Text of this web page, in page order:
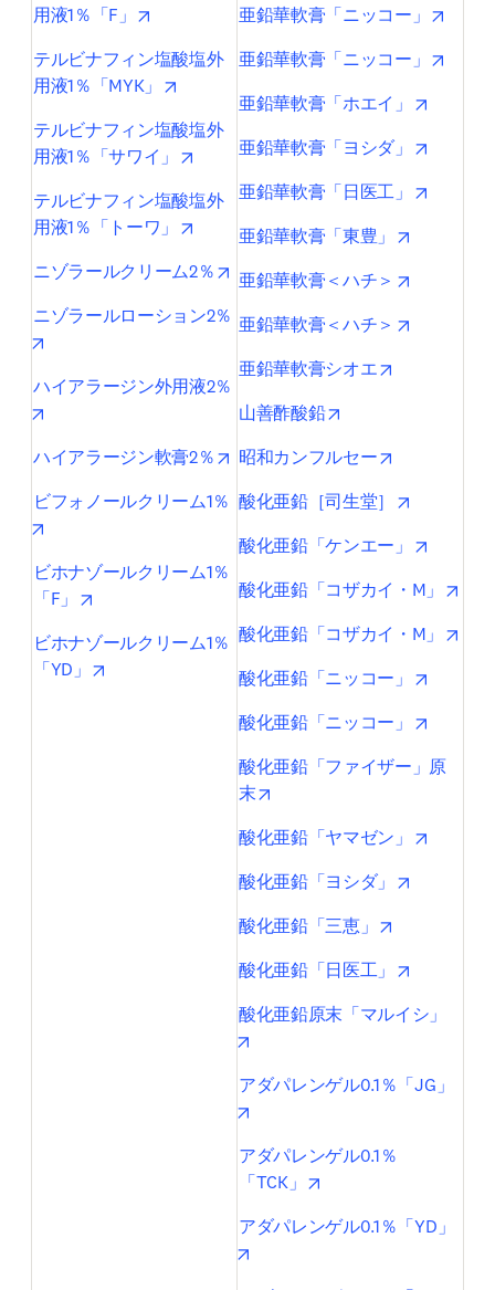
用液1％「F」
opens in new tab/window
テルビナフィン塩酸塩外
用液1％「MYK」
テルビナフィン塩酸塩外
用液1％「サワイ」
opens in new tab/window
テルビナフィン塩酸塩外
用液1％「トーワ」
opens in new tab/window
ニゾラールクリーム2％ opens in new tab/window
ニゾラールローション2％
ハイアラージン外用液2％
ハイアラージン軟膏2％ opens in new tab/window
ビフォノールクリーム1％
ビホナゾールクリーム1％
「F」
opens in new tab/window
ビホナゾールクリーム1％
「YD」
opens in new tab/window
亜鉛華軟膏「ニッコー」
亜鉛華軟膏「ニッコー」
亜鉛華軟膏「ホエイ」
亜鉛華軟膏「ヨシダ」
亜鉛華軟膏「日医工」
亜鉛華軟膏「東豊」
亜鉛華軟膏＜ハチ＞
亜鉛華軟膏＜ハチ＞
亜鉛華軟膏シオエ
山善酢酸鉛
昭和カンフルセー
酸化亜鉛［司生堂］
酸化亜鉛「ケンエー」
酸化亜鉛「コザカイ・M」
酸化亜鉛「コザカイ・M」
酸化亜鉛「ニッコー」
酸化亜鉛「ニッコー」
酸化亜鉛「ファイザー」原
末
酸化亜鉛「ヤマゼン」
酸化亜鉛「ヨシダ」
酸化亜鉛「三恵」
酸化亜鉛「日医工」
酸化亜鉛原末「マルイシ」
アダパレンゲル0.1％「JG」
アダパレンゲル0.1％
「TCK」
アダパレンゲル0.1％「YD」